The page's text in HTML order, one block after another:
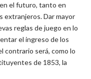
el futuro, tanto en
extranjeros. Dar mayor
reglas de juego en lo
el ingreso de los
contrario será, como lo
de 1853, la